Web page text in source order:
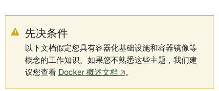
先决条件
以下文档假定您具有容器化基础设施和容器镜像等
概念的工作知识。如果您不熟悉这些主题，我们建
议您查看 Docker 概述文档 ↗。